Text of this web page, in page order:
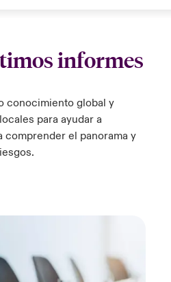
informes
conocimiento global y
para ayudar a
el panorama y